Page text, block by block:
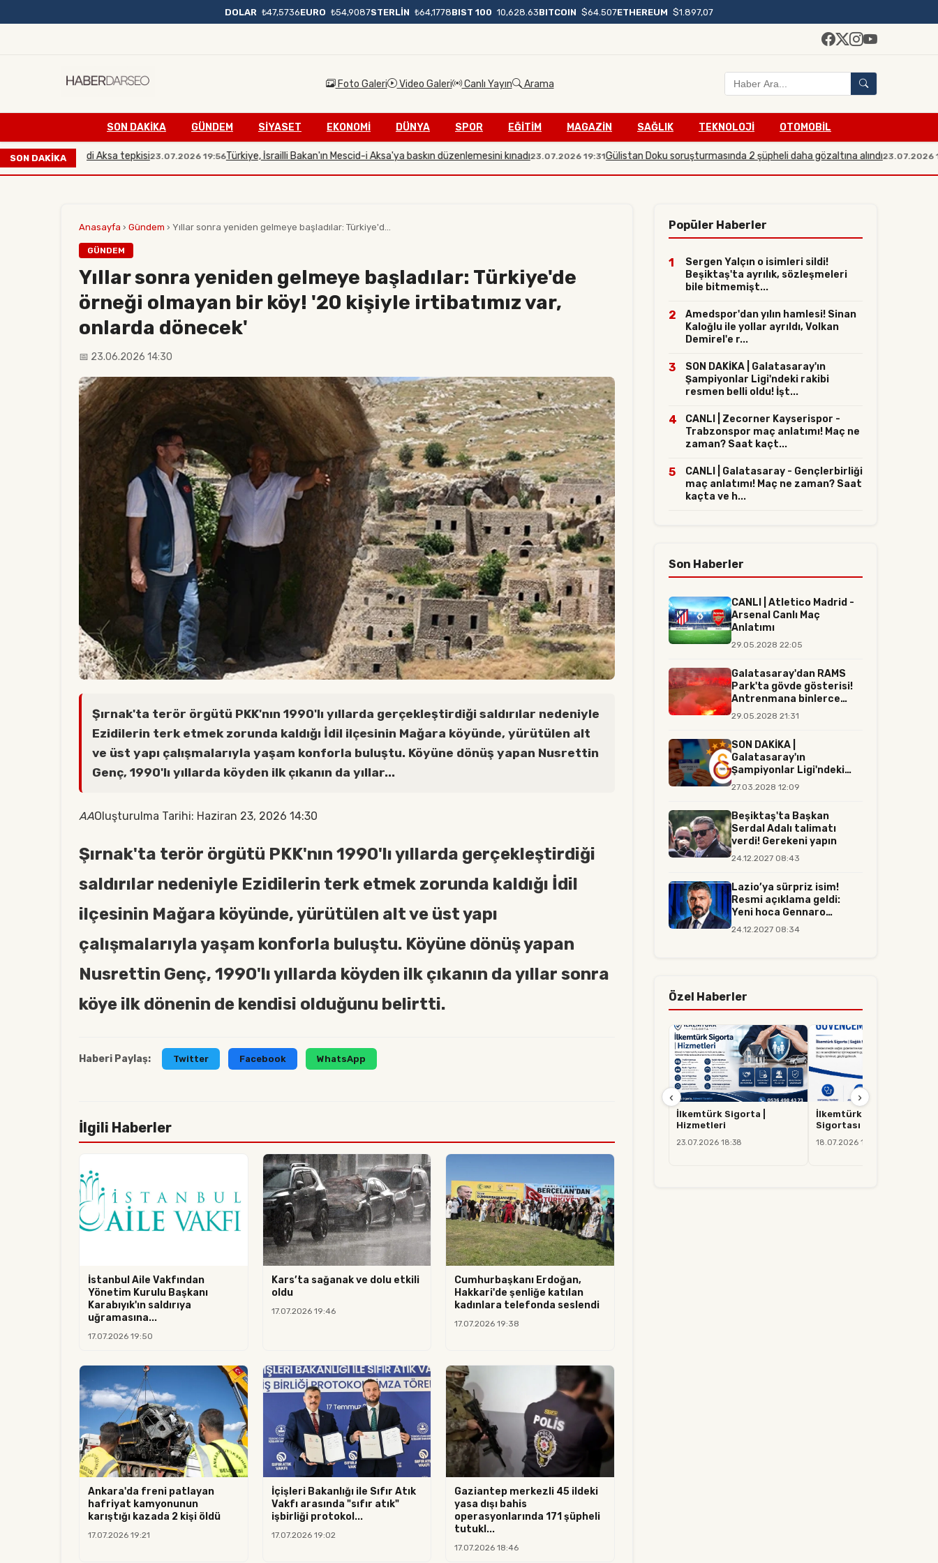
DOLAR ₺47,5736EURO ₺54,9087STERLİN ₺64,1778BIST 100 10,628.63BITCOIN $64.507ETHEREUM $1.897,07
Foto Galeri Video Galeri Canlı Yayın Arama
SON DAKIKA GÜNDEM SİYASET EKONOMİ DÜNYA SPOR EĞİTİM MAGAZİN SAĞLIK TEKNOLOJİ OTOMOBİL
SON DAKİKA
Mescidi Aksa tepkisi23.07.2026 19:56Türkiye, İsrailli Bakan'ın Mescid-i Aksa'ya baskın düzenlemesini kınadı23.07.2026 19:31Gülistan Doku soruşturmasında 2 şüpheli daha gözaltına alındı23.07.2026 19:21
Anasayfa › Gündem › Yıllar sonra yeniden gelmeye başladılar: Türkiye'd...
GÜNDEM
Yıllar sonra yeniden gelmeye başladılar: Türkiye'de
örneği olmayan bir köy! '20 kişiyle irtibatımız var,
onlarda dönecek'
📅 23.06.2026 14:30
Şırnak'ta terör örgütü PKK'nın 1990'lı yıllarda gerçekleştirdiği saldırılar nedeniyle
Ezidilerin terk etmek zorunda kaldığı İdil ilçesinin Mağara köyünde, yürütülen alt
ve üst yapı çalışmalarıyla yaşam konforla buluştu. Köyüne dönüş yapan Nusrettin
Genç, 1990'lı yıllarda köyden ilk çıkanın da yıllar...
AAOluşturulma Tarihi: Haziran 23, 2026 14:30
Şırnak'ta terör örgütü PKK'nın 1990'lı yıllarda gerçekleştirdiği
saldırılar nedeniyle Ezidilerin terk etmek zorunda kaldığı İdil
ilçesinin Mağara köyünde, yürütülen alt ve üst yapı
çalışmalarıyla yaşam konforla buluştu. Köyüne dönüş yapan
Nusrettin Genç, 1990'lı yıllarda köyden ilk çıkanın da yıllar sonra
köye ilk dönenin de kendisi olduğunu belirtti.
Haberi Paylaş: Twitter Facebook WhatsApp
İlgili Haberler
İstanbul Aile Vakfından
Yönetim Kurulu Başkanı
Karabıyık'ın saldırıya
uğramasına...
17.07.2026 19:50
Kars’ta sağanak ve dolu etkili
oldu
17.07.2026 19:46
Cumhurbaşkanı Erdoğan,
Hakkari'de şenliğe katılan
kadınlara telefonda seslendi
17.07.2026 19:38
Ankara'da freni patlayan
hafriyat kamyonunun
karıştığı kazada 2 kişi öldü
17.07.2026 19:21
İçişleri Bakanlığı ile Sıfır Atık
Vakfı arasında "sıfır atık"
işbirliği protokol...
17.07.2026 19:02
Gaziantep merkezli 45 ildeki
yasa dışı bahis
operasyonlarında 171 şüpheli
tutukl...
17.07.2026 18:46
Popüler Haberler
1
Sergen Yalçın o isimleri sildi!
Beşiktaş'ta ayrılık, sözleşmeleri
bile bitmemişt...
2
Amedspor'dan yılın hamlesi! Sinan
Kaloğlu ile yollar ayrıldı, Volkan
Demirel'e r...
3
SON DAKİKA | Galatasaray'ın
Şampiyonlar Ligi'ndeki rakibi
resmen belli oldu! İşt...
4
CANLI | Zecorner Kayserispor -
Trabzonspor maç anlatımı! Maç ne
zaman? Saat kaçt...
5
CANLI | Galatasaray - Gençlerbirliği
maç anlatımı! Maç ne zaman? Saat
kaçta ve h...
Son Haberler
CANLI | Atletico Madrid -
Arsenal Canlı Maç
Anlatımı
29.05.2028 22:05
Galatasaray'dan RAMS
Park'ta gövde gösterisi!
Antrenmana binlerce
tara...
29.05.2028 21:31
SON DAKİKA |
Galatasaray'ın
Şampiyonlar Ligi'ndeki
rakibi resmen belli...
27.03.2028 12:09
Beşiktaş'ta Başkan
Serdal Adalı talimatı
verdi! Gerekeni yapın
24.12.2027 08:43
Lazio’ya sürpriz isim!
Resmi açıklama geldi:
Yeni hoca Gennaro
Gattuso...
24.12.2027 08:34
Özel Haberler
İlkemtürk Sigorta |
Hizmetleri
23.07.2026 18:38
İlkemtürk Sigorta | Sağlık
Sigortası
18.07.2026 14:37
‹ ›